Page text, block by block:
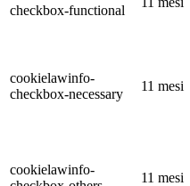
checkbox-functional
cookielawinfo-
checkbox-necessary
11 mesi
cookielawinfo-
11 mesi